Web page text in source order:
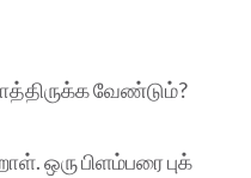
வேண்டும்?
ஒரு பிளம்பரை புக்